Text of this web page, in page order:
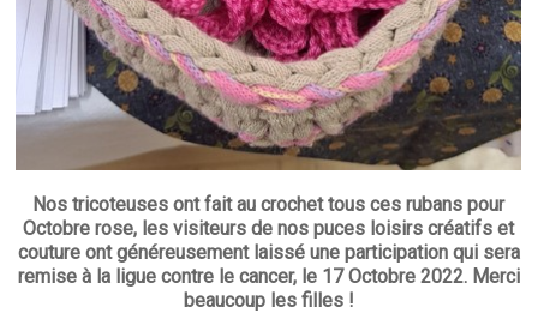
Nos tricoteuses ont fait au crochet tous ces rubans pour
Octobre rose, les visiteurs de nos puces loisirs créatifs et
couture ont généreusement laissé une participation qui sera
remise à la ligue contre le cancer, le 17 Octobre 2022. Merci
beaucoup les filles !